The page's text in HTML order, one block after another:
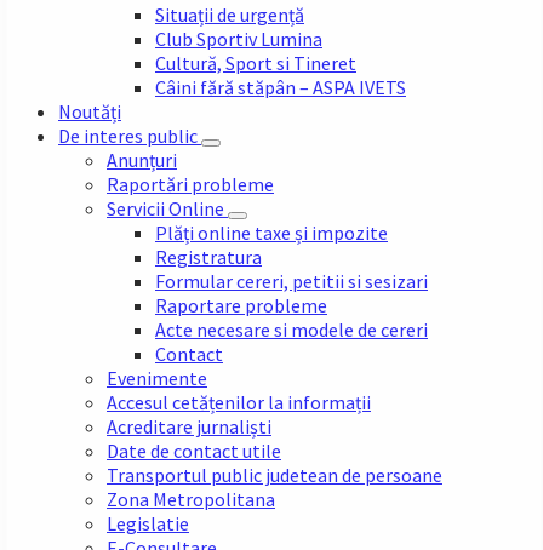
Situații de urgență
Club Sportiv Lumina
Cultură, Sport si Tineret
Câini fără stăpân – ASPA IVETS
Noutăți
De interes public
Anunțuri
Raportări probleme
Servicii Online
Plăți online taxe și impozite
Registratura
Formular cereri, petitii si sesizari
Raportare probleme
Acte necesare si modele de cereri
Contact
Evenimente
Accesul cetățenilor la informații
Acreditare jurnaliști
Date de contact utile
Transportul public judetean de persoane
Zona Metropolitana
Legislatie